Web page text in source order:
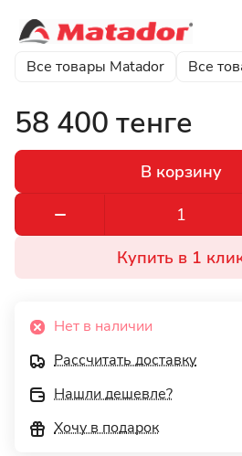
Все товары Matador Все
58 400 тенге
В корзину
Купить в 1
Нет в наличии
Рассчитать доставку
Нашли дешевле?
Хочу в подарок